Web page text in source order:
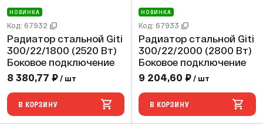
НОВИНКА
Код: 67932
Радиатор стальной Giti
300/22/1800 (2520 Вт)
Боковое подключение
8 380,77 ₽ / шт
В КОРЗИНУ
НОВИНКА
Код: 67933
Радиатор стальной Giti
300/22/2000 (2800 Вт)
Боковое подключение
9 204,60 ₽ / шт
В КОРЗИНУ